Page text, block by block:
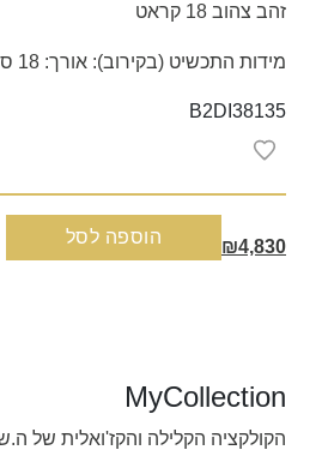
זהב צהוב 18 קראט
מידות התכשיט (בקירוב): אורך: 18 ס"מ
B2DI38135
₪4,830
של
COLLECTION
הוספה לסל
MyCollection